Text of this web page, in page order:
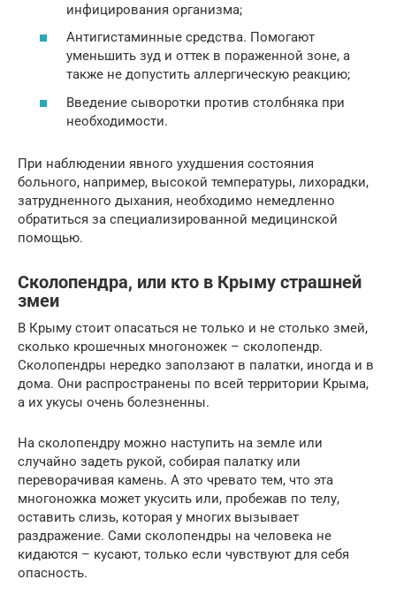
инфицирования организма;
Антигистаминные средства. Помогают
уменьшить зуд и оттек в пораженной зоне, а
также не допустить аллергическую реакцию;
Введение сыворотки против столбняка при
необходимости.
При наблюдении явного ухудшения состояния
больного, например, высокой температуры, лихорадки,
затрудненного дыхания, необходимо немедленно
обратиться за специализированной медицинской
помощью.
Сколопендра, или кто в Крыму страшней
змеи
В Крыму стоит опасаться не только и не столько змей,
сколько крошечных многоножек – сколопендр.
Сколопендры нередко заползают в палатки, иногда и в
дома. Они распространены по всей территории Крыма,
а их укусы очень болезненны.
На сколопендру можно наступить на земле или
случайно задеть рукой, собирая палатку или
переворачивая камень. А это чревато тем, что эта
многоножка может укусить или, пробежав по телу,
оставить слизь, которая у многих вызывает
раздражение. Сами сколопендры на человека не
кидаются – кусают, только если чувствуют для себя
опасность.